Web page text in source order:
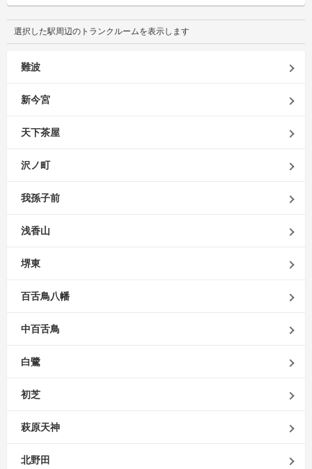
選択した駅周辺のトランクルームを表示します
難波
新今宮
天下茶屋
沢ノ町
我孫子前
浅香山
堺東
百舌鳥八幡
中百舌鳥
白鷺
初芝
萩原天神
北野田